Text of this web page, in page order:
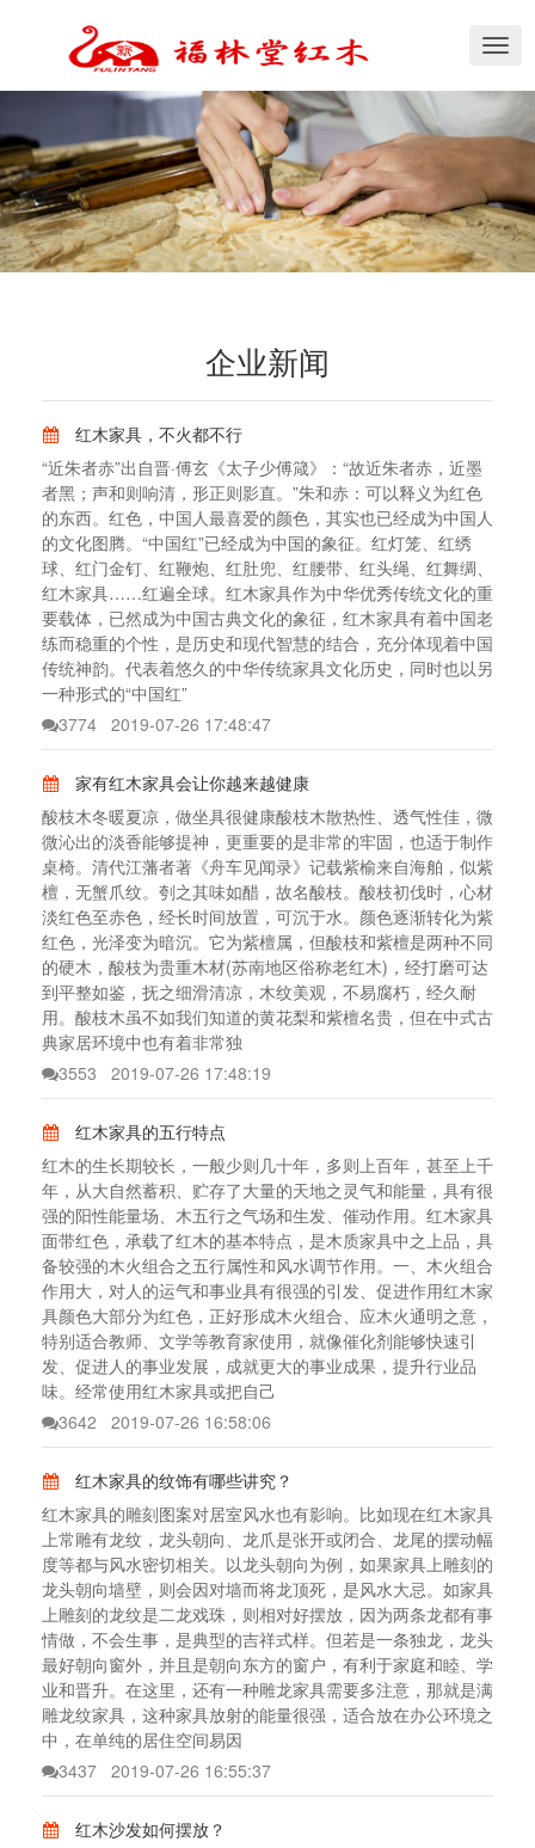
切
导
航
企业新闻
红木家具，不火都不行
“近朱者赤”出自晋·傅玄《太子少傅箴》：“故近朱者赤，近墨
者黑；声和则响清，形正则影直。”朱和赤：可以释义为红色
的东西。红色，中国人最喜爱的颜色，其实也已经成为中国人
的文化图腾。“中国红”已经成为中国的象征。红灯笼、红绣
球、红门金钉、红鞭炮、红肚兜、红腰带、红头绳、红舞绸、
红木家具……红遍全球。红木家具作为中华优秀传统文化的重
要载体，已然成为中国古典文化的象征，红木家具有着中国老
练而稳重的个性，是历史和现代智慧的结合，充分体现着中国
传统神韵。代表着悠久的中华传统家具文化历史，同时也以另
一种形式的“中国红”
3774 2019-07-26 17:48:47
家有红木家具会让你越来越健康
酸枝木冬暖夏凉，做坐具很健康酸枝木散热性、透气性佳，微
微沁出的淡香能够提神，更重要的是非常的牢固，也适于制作
桌椅。清代江藩者著《舟车见闻录》记载紫榆来自海舶，似紫
檀，无蟹爪纹。刳之其味如醋，故名酸枝。酸枝初伐时，心材
淡红色至赤色，经长时间放置，可沉于水。颜色逐渐转化为紫
红色，光泽变为暗沉。它为紫檀属，但酸枝和紫檀是两种不同
的硬木，酸枝为贵重木材(苏南地区俗称老红木)，经打磨可达
到平整如鉴，抚之细滑清凉，木纹美观，不易腐朽，经久耐
用。酸枝木虽不如我们知道的黄花梨和紫檀名贵，但在中式古
典家居环境中也有着非常独
3553
2019-07-26 17:48:19
红木家具的五行特点
红木的生长期较长，一般少则几十年，多则上百年，甚至上千
年，从大自然蓄积、贮存了大量的天地之灵气和能量，具有很
强的阳性能量场、木五行之气场和生发、催动作用。红木家具
面带红色，承载了红木的基本特点，是木质家具中之上品，具
备较强的木火组合之五行属性和风水调节作用。一、木火组合
作用大，对人的运气和事业具有很强的引发、促进作用红木家
具颜色大部分为红色，正好形成木火组合、应木火通明之意，
特别适合教师、文学等教育家使用，就像催化剂能够快速引
发、促进人的事业发展，成就更大的事业成果，提升行业品
味。经常使用红木家具或把自己
3642
2019-07-26 16:58:06
红木家具的纹饰有哪些讲究？
红木家具的雕刻图案对居室风水也有影响。比如现在红木家具
上常雕有龙纹，龙头朝向、龙爪是张开或闭合、龙尾的摆动幅
度等都与风水密切相关。以龙头朝向为例，如果家具上雕刻的
龙头朝向墙壁，则会因对墙而将龙顶死，是风水大忌。如家具
上雕刻的龙纹是二龙戏珠，则相对好摆放，因为两条龙都有事
情做，不会生事，是典型的吉祥式样。但若是一条独龙，龙头
最好朝向窗外，并且是朝向东方的窗户，有利于家庭和睦、学
业和晋升。在这里，还有一种雕龙家具需要多注意，那就是满
雕龙纹家具，这种家具放射的能量很强，适合放在办公环境之
中，在单纯的居住空间易因
3437 2019-07-26 16:55:37
红木沙发如何摆放？